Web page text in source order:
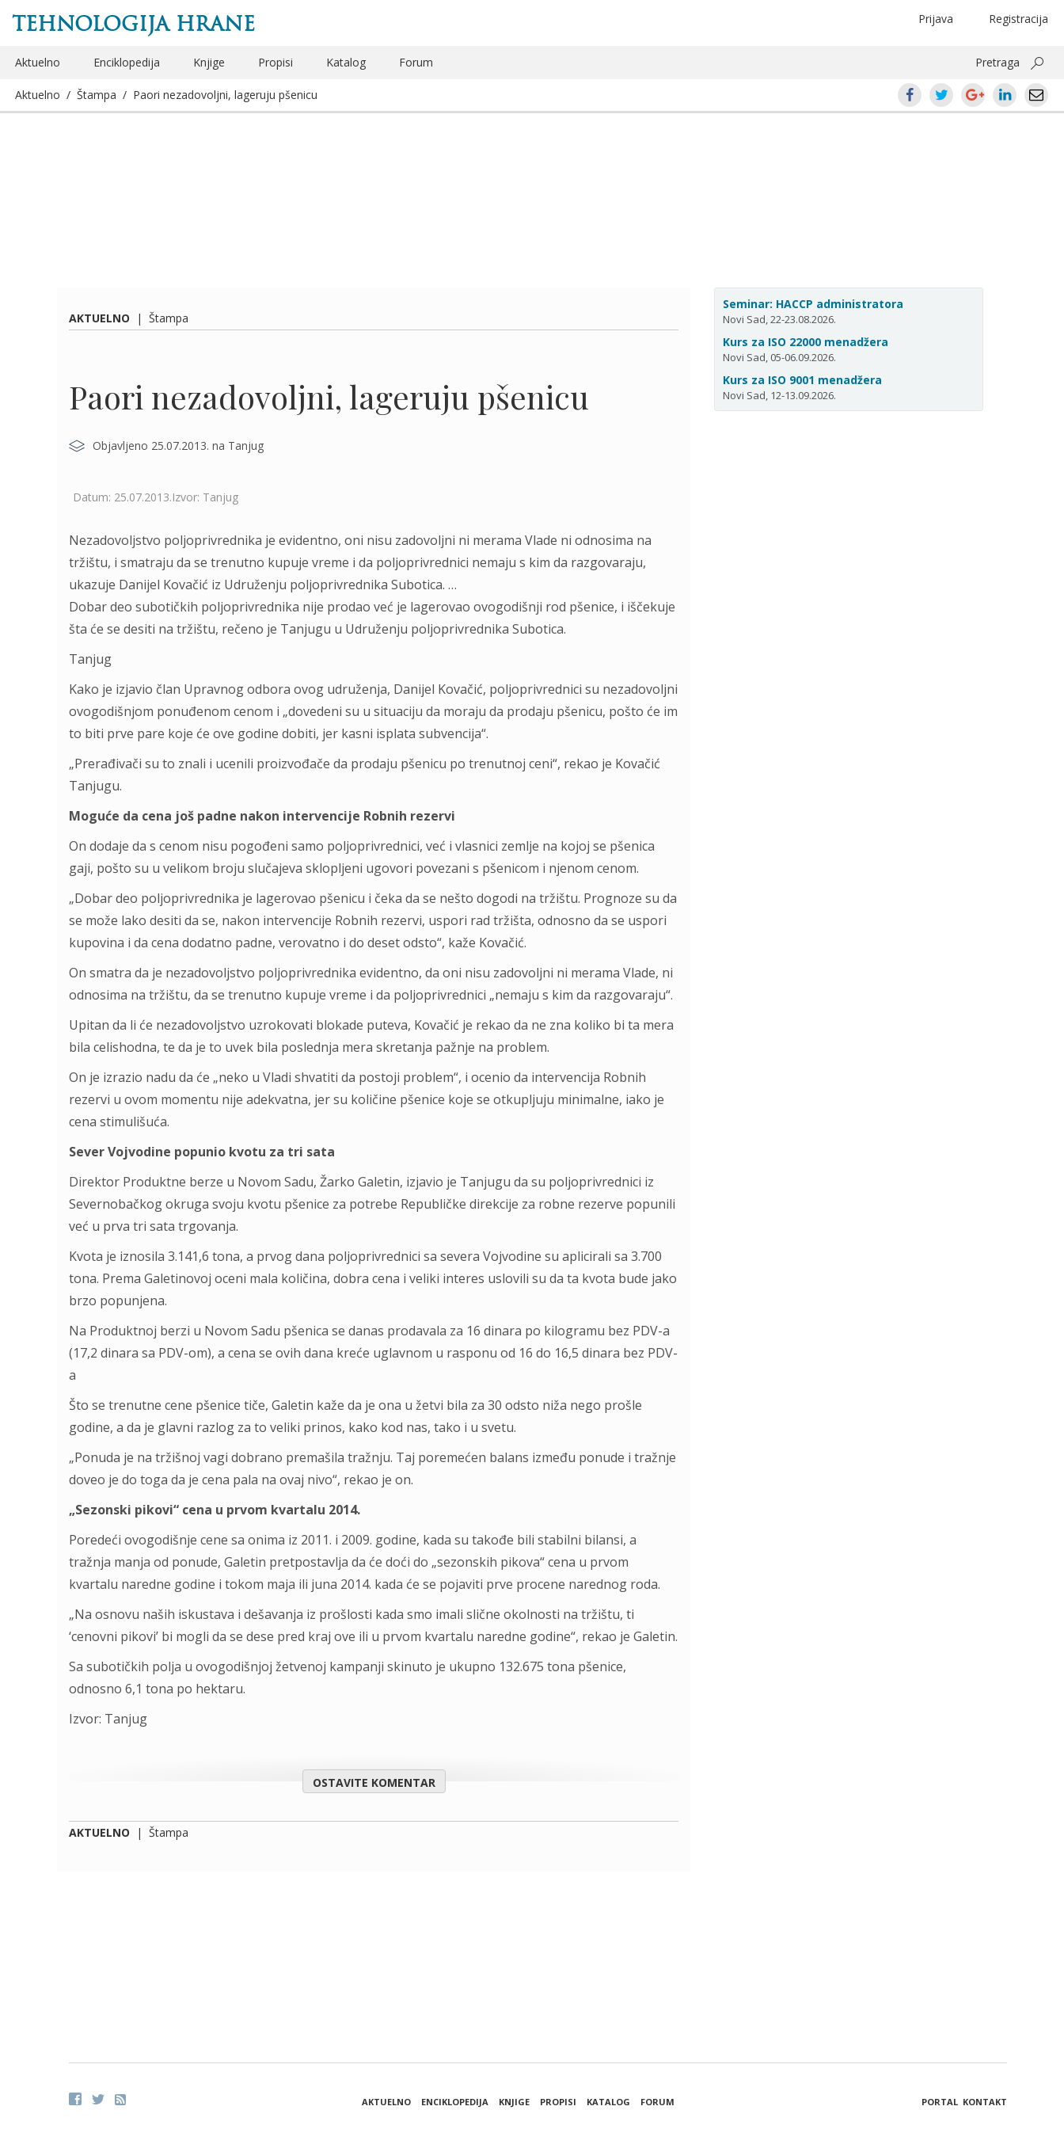
TEHNOLOGIJA HRANE Registracija
Prijava
Aktuelno Enciklopedija Knjige Propisi Katalog Forum Pretraga
Aktuelno / Štampa / Paori nezadovoljni, lageruju pšenicu
AKTUELNO | Štampa
Paori nezadovoljni, lageruju pšenicu
Objavljeno 25.07.2013. na Tanjug
Datum: 25.07.2013.Izvor: Tanjug
Nezadovoljstvo poljoprivrednika je evidentno, oni nisu zadovoljni ni merama Vlade ni odnosima na
tržištu, i smatraju da se trenutno kupuje vreme i da poljoprivrednici nemaju s kim da razgovaraju,
ukazuje Danijel Kovačić iz Udruženju poljoprivrednika Subotica. …
Dobar deo subotičkih poljoprivrednika nije prodao već je lagerovao ovogodišnji rod pšenice, i iščekuje
šta će se desiti na tržištu, rečeno je Tanjugu u Udruženju poljoprivrednika Subotica.
Tanjug
Kako je izjavio član Upravnog odbora ovog udruženja, Danijel Kovačić, poljoprivrednici su nezadovoljni
ovogodišnjom ponuđenom cenom i „dovedeni su u situaciju da moraju da prodaju pšenicu, pošto će im
to biti prve pare koje će ove godine dobiti, jer kasni isplata subvencija“.
„Prerađivači su to znali i ucenili proizvođače da prodaju pšenicu po trenutnoj ceni“, rekao je Kovačić
Tanjugu.
Moguće da cena još padne nakon intervencije Robnih rezervi
On dodaje da s cenom nisu pogođeni samo poljoprivrednici, već i vlasnici zemlje na kojoj se pšenica
gaji, pošto su u velikom broju slučajeva sklopljeni ugovori povezani s pšenicom i njenom cenom.
„Dobar deo poljoprivrednika je lagerovao pšenicu i čeka da se nešto dogodi na tržištu. Prognoze su da
se može lako desiti da se, nakon intervencije Robnih rezervi, uspori rad tržišta, odnosno da se uspori
kupovina i da cena dodatno padne, verovatno i do deset odsto“, kaže Kovačić.
On smatra da je nezadovoljstvo poljoprivrednika evidentno, da oni nisu zadovoljni ni merama Vlade, ni
odnosima na tržištu, da se trenutno kupuje vreme i da poljoprivrednici „nemaju s kim da razgovaraju“.
Upitan da li će nezadovoljstvo uzrokovati blokade puteva, Kovačić je rekao da ne zna koliko bi ta mera
bila celishodna, te da je to uvek bila poslednja mera skretanja pažnje na problem.
On je izrazio nadu da će „neko u Vladi shvatiti da postoji problem“, i ocenio da intervencija Robnih
rezervi u ovom momentu nije adekvatna, jer su količine pšenice koje se otkupljuju minimalne, iako je
cena stimulišuća.
Sever Vojvodine popunio kvotu za tri sata
Direktor Produktne berze u Novom Sadu, Žarko Galetin, izjavio je Tanjugu da su poljoprivrednici iz
Severnobačkog okruga svoju kvotu pšenice za potrebe Republičke direkcije za robne rezerve popunili
već u prva tri sata trgovanja.
Kvota je iznosila 3.141,6 tona, a prvog dana poljoprivrednici sa severa Vojvodine su aplicirali sa 3.700
tona. Prema Galetinovoj oceni mala količina, dobra cena i veliki interes uslovili su da ta kvota bude jako
brzo popunjena.
Na Produktnoj berzi u Novom Sadu pšenica se danas prodavala za 16 dinara po kilogramu bez PDV-a
(17,2 dinara sa PDV-om), a cena se ovih dana kreće uglavnom u rasponu od 16 do 16,5 dinara bez PDV-
a
Što se trenutne cene pšenice tiče, Galetin kaže da je ona u žetvi bila za 30 odsto niža nego prošle
godine, a da je glavni razlog za to veliki prinos, kako kod nas, tako i u svetu.
„Ponuda je na tržišnoj vagi dobrano premašila tražnju. Taj poremećen balans između ponude i tražnje
doveo je do toga da je cena pala na ovaj nivo“, rekao je on.
„Sezonski pikovi“ cena u prvom kvartalu 2014.
Poredeći ovogodišnje cene sa onima iz 2011. i 2009. godine, kada su takođe bili stabilni bilansi, a
tražnja manja od ponude, Galetin pretpostavlja da će doći do „sezonskih pikova“ cena u prvom
kvartalu naredne godine i tokom maja ili juna 2014. kada će se pojaviti prve procene narednog roda.
„Na osnovu naših iskustava i dešavanja iz prošlosti kada smo imali slične okolnosti na tržištu, ti
‘cenovni pikovi’ bi mogli da se dese pred kraj ove ili u prvom kvartalu naredne godine“, rekao je Galetin.
Sa subotičkih polja u ovogodišnjoj žetvenoj kampanji skinuto je ukupno 132.675 tona pšenice,
odnosno 6,1 tona po hektaru.
Izvor: Tanjug
OSTAVITE KOMENTAR
AKTUELNO | Štampa
Seminar: HACCP administratora
Novi Sad, 22-23.08.2026.
Kurs za ISO 22000 menadžera
Novi Sad, 05-06.09.2026.
Kurs za ISO 9001 menadžera
Novi Sad, 12-13.09.2026.
AKTUELNO ENCIKLOPEDIJA KNJIGE PROPISI KATALOG FORUM PORTAL KONTAKT